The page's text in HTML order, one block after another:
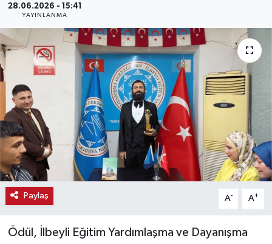
28.06.2026 - 15:41
YAYINLANMA
Paylaş A- A+
Ödül, İlbeyli Eğitim Yardımlaşma ve Dayanışma
Gündem
Haber
Haber İlanlar
Kültür-Sanat
Magazin
Resmi İlanlar
Sağlık
Seri İlan